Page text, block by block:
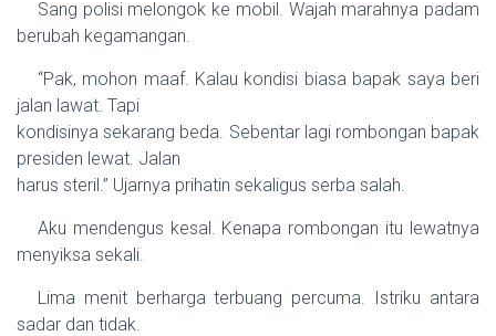
Sang polisi melongok ke mobil. Wajah marahnya padam
berubah kegamangan.
“Pak, mohon maaf. Kalau kondisi biasa bapak saya beri
jalan lawat. Tapi
kondisinya sekarang beda. Sebentar lagi rombongan bapak
presiden lewat. Jalan
harus steril.” Ujarnya prihatin sekaligus serba salah.
Aku mendengus kesal. Kenapa rombongan itu lewatnya
menyiksa sekali.
Lima menit berharga terbuang percuma. Istriku antara
sadar dan tidak.